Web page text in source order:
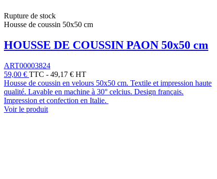
Rupture de stock
Housse de coussin 50x50 cm
HOUSSE DE COUSSIN PAON 50x50 cm
ART00003824
59,00 € TTC - 49,17 € HT
Housse de coussin en velours 50x50 cm. Textile et impression haute
qualité. Lavable en machine à 30° celcius. Design français.
Impression et confection en Italie.
Voir le produit